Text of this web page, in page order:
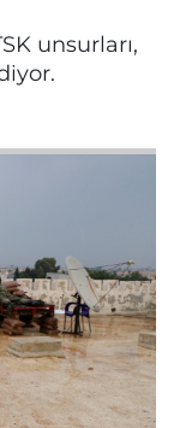
unsurları,